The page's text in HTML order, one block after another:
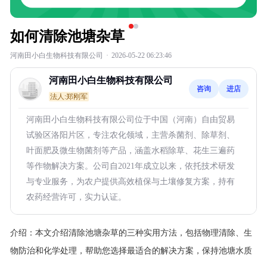
如何清除池塘杂草
河南田小白生物科技有限公司 · 2026-05-22 06:23:46
河南田小白生物科技有限公司
法人:郑刚军
咨询 进店
河南田小白生物科技有限公司位于中国（河南）自由贸易
试验区洛阳片区，专注农化领域，主营杀菌剂、除草剂、
叶面肥及微生物菌剂等产品，涵盖水稻除草、花生三遍药
等作物解决方案。公司自2021年成立以来，依托技术研发
与专业服务，为农户提供高效植保与土壤修复方案，持有
农药经营许可，实力认证。
介绍： 本文介绍清除池塘杂草的三种实用方法，包括物理清除、生
物防治和化学处理，帮助您选择最适合的解决方案，保持池塘水质